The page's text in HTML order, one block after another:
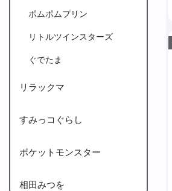
ポムポムプリン
リトルツインスターズ
ぐでたま
リラックマ
すみっコぐらし
ポケットモンスター
相田みつを